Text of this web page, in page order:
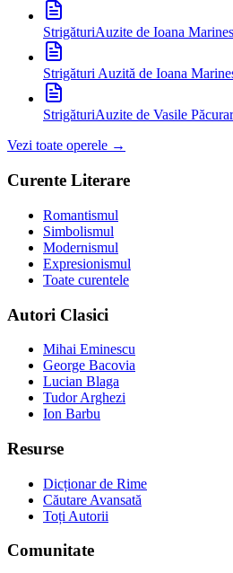
StrigăturiAuzite de Ioana
StrigăturiAuzită de Ioana
StrigăturiAuzite de Vasile
Vezi toate operele →
Curente Literare
Romantismul
Simbolismul
Modernismul
Expresionismul
Toate curentele
Autori Clasici
Mihai Eminescu
George Bacovia
Lucian Blaga
Tudor Arghezi
Ion Barbu
Resurse
Dicționar de Rime
Căutare Avansată
Toți Autorii
Comunitate